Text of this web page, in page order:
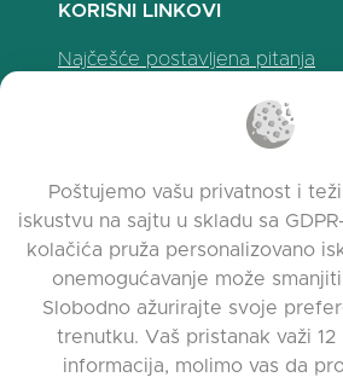
KORISNI LINKOVI
Najčešće postavljena pitanja
Politika upotrebe kolačića
Napomene o izdanju
Poštujemo vašu privatnost i
iskustvu na sajtu u skladu sa
kolačića pruža personalizovano
onemogućavanje može
Slobodno ažurirajte svoje
trenutku. Vaš pristanak važi 12
informacija, molimo vas da